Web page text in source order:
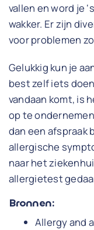
vallen en word je
wakker. Er zijn
voor problemen
Gelukkig kun je
best zelf iets
vandaan komt, is
op te
dan een afspraak
allergische
naar het
allergietest
Bronnen:
Allergy and